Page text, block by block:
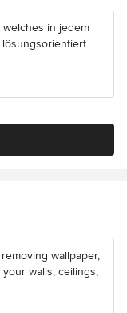
welches in jedem
wallpaper,
walls, ceilings,